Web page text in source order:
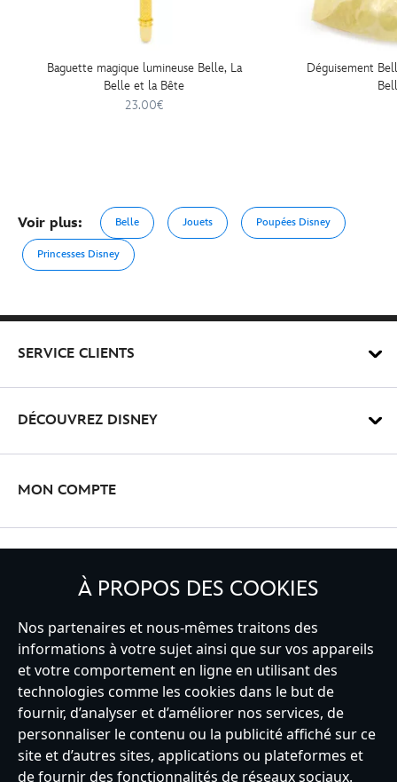
Baguette magique lumineuse Belle, La
Belle et la Bête
23.00€
Déguisement
Voir plus: Belle Jouets Poupées Disney
Princesses Disney
SERVICE CLIENTS
DÉCOUVREZ DISNEY
MON COMPTE
France
Service clients Conditions d’utilisation
Trouver un magasin
Plan du site
Règles de respect de la vie privée
À PROPOS DES COOKIES
Nos partenaires et nous-mêmes traitons des
informations à votre sujet ainsi que sur vos appareils
et votre comportement en ligne en utilisant des
technologies comme les cookies dans le but de
fournir, d’analyser et d’améliorer nos services, de
personnaliser le contenu ou la publicité affiché sur ce
site et d’autres sites, applications ou plateformes et
de fournir des fonctionnalités de réseaux sociaux.